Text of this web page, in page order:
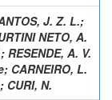
J. Z. L.;
NETO, A.
; RESENDE, A. V.
; CARNEIRO, L.
; CURI, N.